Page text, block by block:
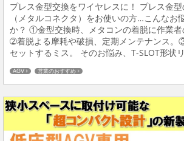
プレス金型交換をワイヤレスに！ プレス金
（メタルコネクタ）をお使いの方…こんなお
か？ ①金型交換時、メタコンの着脱に作業者
➁着脱よる摩耗や破損、定期メンテナンス。
セットするミス。 そのお悩み、T-SLOT形状
型の着座検知用センサーへワイヤレス給...
AGV 営業のおすすめ